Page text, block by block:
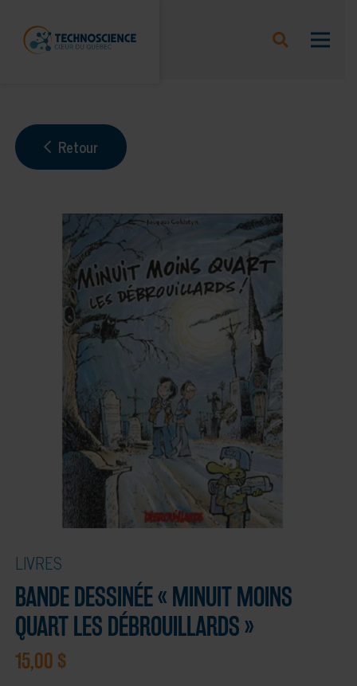
Retour
LIVRES
BANDE DESSINÉE « MINUIT MOINS
QUART LES DÉBROUILLARDS »
15,00 $